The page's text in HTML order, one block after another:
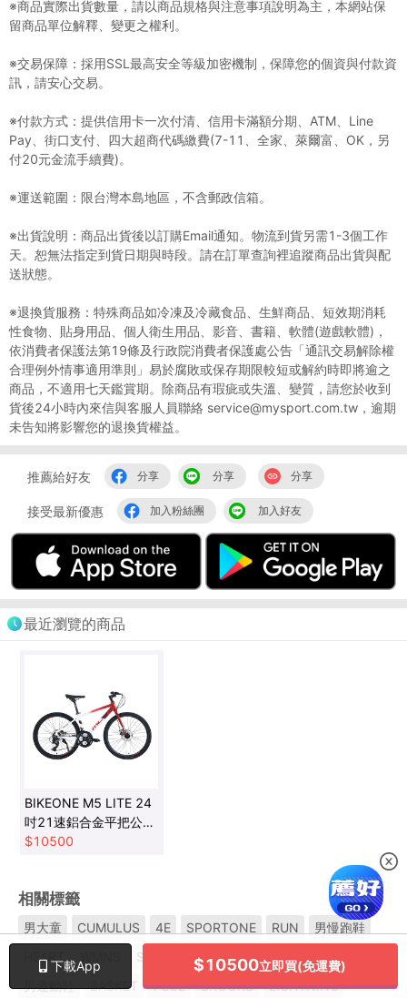
※商品實際出貨數量，請以商品規格與注意事項說明為主，本網站保
留商品單位解釋、變更之權利。
※交易保障：採用SSL最高安全等級加密機制，保障您的個資與付款資
訊，請安心交易。
※付款方式：提供信用卡一次付清、信用卡滿額分期、ATM、Line
Pay、街口支付、四大超商代碼繳費(7-11、全家、萊爾富、OK，另
付20元金流手續費)。
※運送範圍：限台灣本島地區，不含郵政信箱。
※出貨說明：商品出貨後以訂購Email通知。物流到貨另需1-3個工作
天。恕無法指定到貨日期與時段。請在訂單查詢裡追蹤商品出貨與配
送狀態。
※退換貨服務：特殊商品如冷凍及冷藏食品、生鮮商品、短效期消耗
性食物、貼身用品、個人衛生用品、影音、書籍、軟體(遊戲軟體)，
依消費者保護法第19條及行政院消費者保護處公告「通訊交易解除權
合理例外情事適用準則」易於腐敗或保存期限較短或解約時即將逾之
商品，不適用七天鑑賞期。除商品有瑕疵或失溫、變質，請您於收到
貨後24小時內來信與客服人員聯絡 service@mysport.com.tw，逾期
未告知將影響您的退換貨權益。
推薦給好友 分享 分享 分享
接受最新優惠 加入粉絲團 加入好友
最近瀏覽的商品
BIKEONE M5 LITE 24
吋21速鋁合金平把公路
車SHIMANO 21速煞變
$10500
下載App $10500立即買(免運費)
相關標籤
男大童 CUMULUS 4E SPORTONE RUN
男慢跑鞋
HEART
SALOMON GORUN FF
COURT
男運動鞋
BASKET FUSE BROOKS LIGHTNING